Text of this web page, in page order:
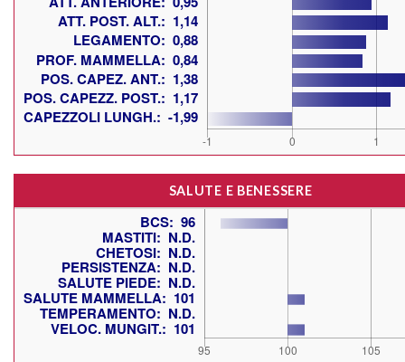
SALUTE E BENESSERE